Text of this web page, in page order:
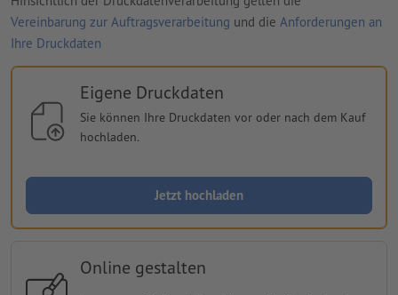
Vereinbarung zur Auftragsverarbeitung und die Anforderungen an
Ihre Druckdaten
Eigene Druckdaten
Sie können Ihre Druckdaten vor oder nach dem Kauf
hochladen.
Jetzt hochladen
Online gestalten